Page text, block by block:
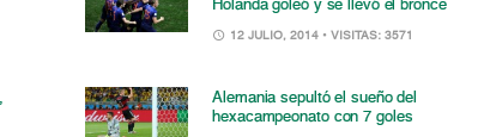
Holanda goleó y se llevó el bronce
12 JULIO, 2014 • VISITAS: 3571
Alemania sepultó el sueño del
hexacampeonato con 7 goles